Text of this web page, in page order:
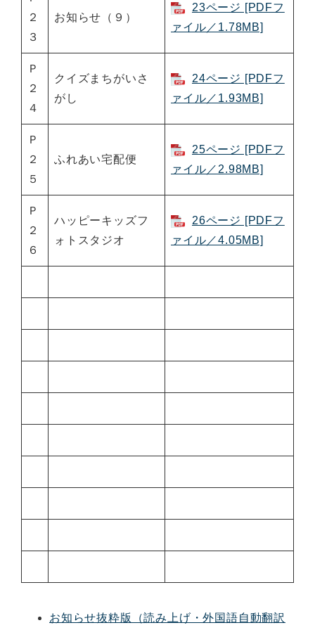
２
３
お知らせ（９）
23ページ [PDFフ
ァイル／1.78MB]
Ｐ
２
４
クイズまちがいさ
がし
24ページ [PDFフ
ァイル／1.93MB]
Ｐ
２
５
ふれあい宅配便
25ページ [PDFフ
ァイル／2.98MB]
Ｐ
２
６
ハッピーキッズフ
ォトスタジオ
26ページ [PDFフ
ァイル／4.05MB]
お知らせ抜粋版（読み上げ・外国語自動翻訳